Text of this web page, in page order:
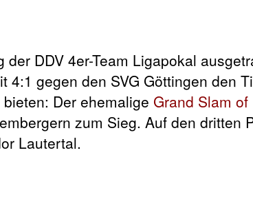
DDV 4er-Team Ligapokal
4:1 gegen den SVG Göttingen den
Der ehemalige Grand Slam of
zum Sieg. Auf den dritten
Lautertal.